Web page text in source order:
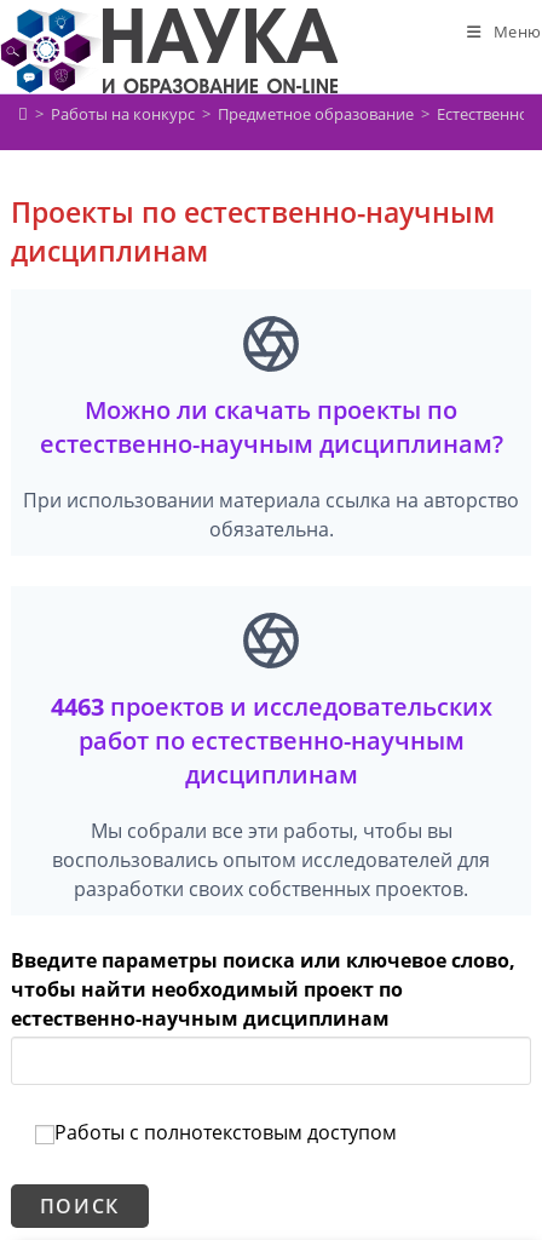
Перейти
к
содержимому
Меню
> Работы на конкурс > Предметное образование >
Проекты по естественно-научным
дисциплинам
Можно ли скачать проекты по
естественно-научным дисциплинам?
При использовании материала ссылка на авторство
обязательна.
4463проектов и исследовательских
работ по естественно-научным
дисциплинам
Мы собрали все эти работы, чтобы вы
воспользовались опытом исследователей для
разработки своих собственных проектов.
Введите параметры поиска или ключевое слово,
чтобы найти необходимый проект по
естественно-научным дисциплинам
Работы с полнотекстовым доступом